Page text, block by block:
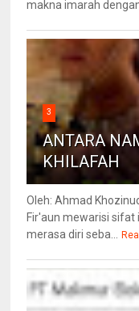
makna imarah
3
ANTARA
KHILAFAH
Oleh: Ahmad
Fir'aun mewarisi sifat
merasa diri seba...